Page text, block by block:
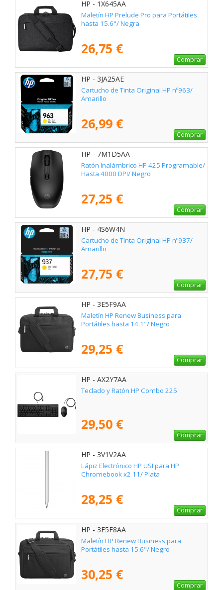
HP - 1X645AA
Maletín HP Prelude Pro para Portátiles
hasta 15.6"/ Negra
26,75 €
Comprar
HP - 3JA25AE
Cartucho de Tinta Original HP nº963/
Amarillo
26,99 €
Comprar
HP - 7M1D5AA
Ratón Inalámbrico HP 425 Programable/
Hasta 4000 DPI/ Negro
27,25 €
Comprar
HP - 4S6W4N
Cartucho de Tinta Original HP nº937/
Amarillo
27,75 €
Comprar
HP - 3E5F9AA
Maletín HP Renew Business para
Portátiles hasta 14.1"/ Negro
29,25 €
Comprar
HP - AX2Y7AA
Teclado y Ratón HP Combo 225
29,50 €
Comprar
HP - 3V1V2AA
Lápiz Electrónico HP USI para HP
Chromebook x2 11/ Plata
28,25 €
Comprar
HP - 3E5F8AA
Maletín HP Renew Business para
Portátiles hasta 15.6"/ Negro
30,25 €
Comprar